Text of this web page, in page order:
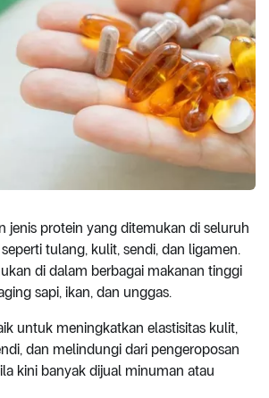
jenis protein yang ditemukan di seluruh
tulang, kulit, sendi, dan ligamen.
di dalam berbagai makanan tinggi
sapi, ikan, dan unggas.
untuk meningkatkan elastisitas kulit,
dan melindungi dari pengeroposan
kini banyak dijual minuman atau